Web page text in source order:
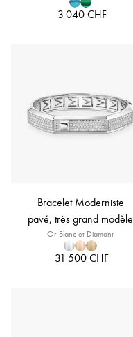
3 040 CHF
Bracelet Moderniste
pavé, très grand modèle
Or Blanc et Diamant
31 500 CHF